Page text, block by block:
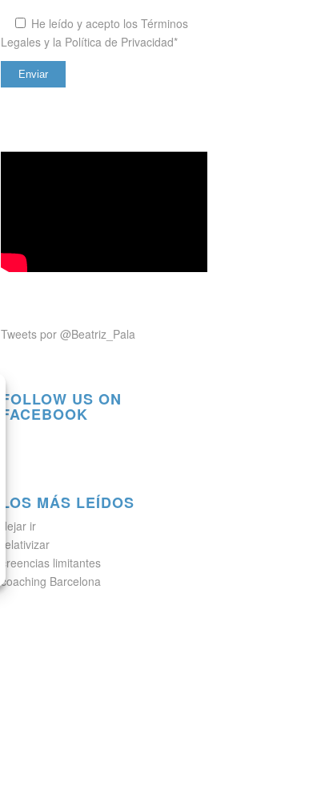
He leído y acepto los Términos
Legales y la Política de Privacidad*
Tweets por @Beatriz_Pala
FOLLOW US ON
FACEBOOK
LOS MÁS LEÍDOS
dejar ir
relativizar
creencias limitantes
coaching Barcelona